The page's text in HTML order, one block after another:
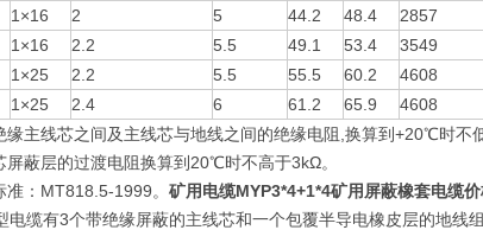
1×16 2 5 44.2 48.4
2857
1×16 2.2 5.5 49.1 53.4
3549
1×25 2.2 5.5 55.5 60.2
4608
1×25 2.4 6 61.2 65.9
4608
缘主线芯之间及主线芯与地线之间的绝缘电阻,换算到+20℃时不
屏蔽层的过渡电阻换算到20℃时不高于3kΩ。
准：MT818.5-1999。 矿用电缆MYP3*4+1*4矿用屏蔽橡套电缆
电缆有3个带绝缘屏蔽的主线芯和一个包覆半导电橡皮层的地